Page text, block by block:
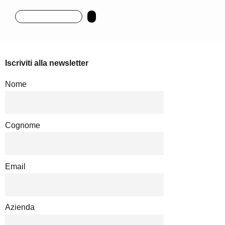
Iscriviti alla newsletter
Nome
Cognome
Email
Azienda